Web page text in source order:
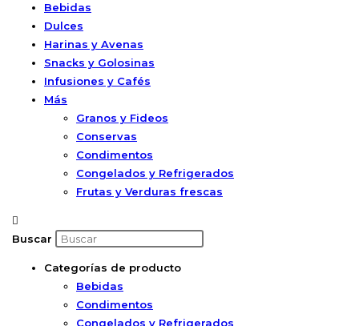
Bebidas
Dulces
Harinas y Avenas
Snacks y Golosinas
Infusiones y Cafés
Más
Granos y Fideos
Conservas
Condimentos
Congelados y Refrigerados
Frutas y Verduras frescas
Buscar
Categorías de producto
Bebidas
Condimentos
Congelados y Refrigerados